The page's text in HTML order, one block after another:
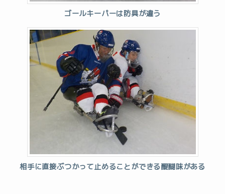
ゴールキーパーは防具が違う
相手に直接ぶつかって止めることができる醍醐味がある